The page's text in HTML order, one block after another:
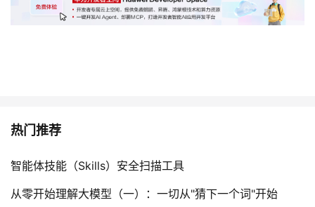
热门推荐
智能体技能（Skills）安全扫描工具
从零开始理解大模型（一）：一切从"猜下一个词"开始